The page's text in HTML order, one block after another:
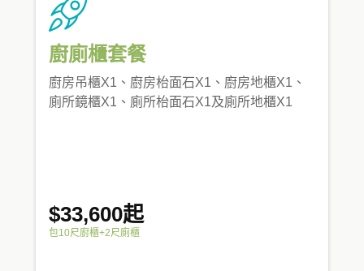
廚廁櫃套餐
廚房吊櫃X1、廚房枱面石X1、廚房地櫃X1、
廁所鏡櫃X1、廁所枱面石X1及廁所地櫃X1
$33,600起
包10尺廚櫃+2尺廁櫃